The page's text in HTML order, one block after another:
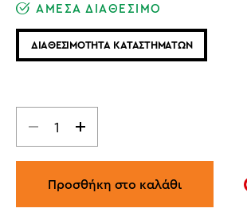
ΑΜΕΣΑ ΔΙΑΘΕΣΙΜΟ
ΔΙΑΘΕΣΙΜΟΤΗΤΑ ΚΑΤΑΣΤΗΜΑΤΩΝ
Προσθήκη στο καλάθι